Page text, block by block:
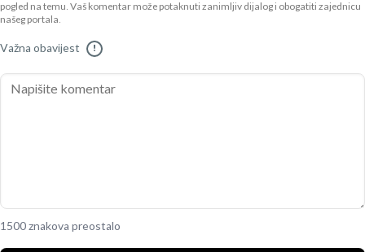
pogled na temu. Vaš komentar može potaknuti zanimljiv dijalog i obogatiti zajednicu
našeg portala.
Važna obavijest !
1500 znakova preostalo